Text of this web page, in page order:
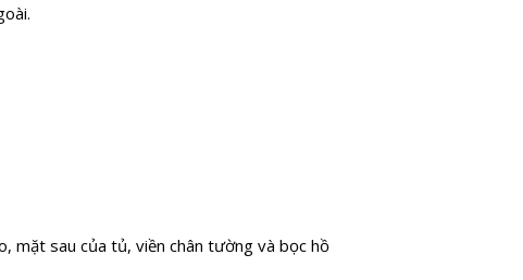
mặt sau của tủ, viền chân tường và bọc hồ